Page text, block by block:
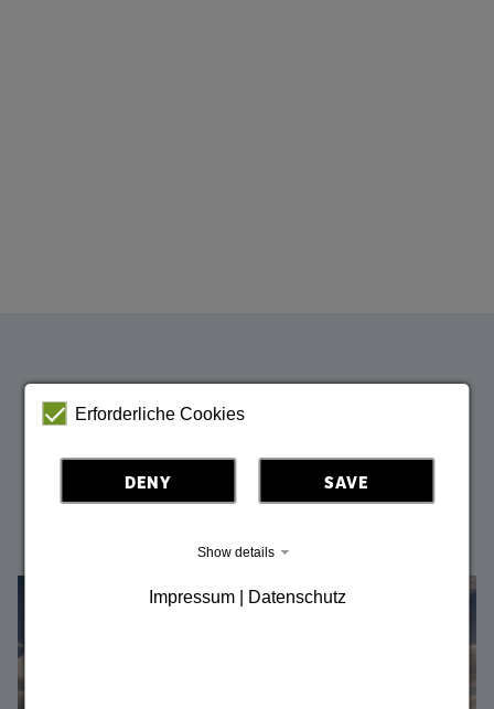
Inspirace Horní Lužice
Nechte se okouzlit krásou Horní Lužice před příští
dovolenou.
Erforderliche Cookies
DENY SAVE
Show details
Impressum | Datenschutz